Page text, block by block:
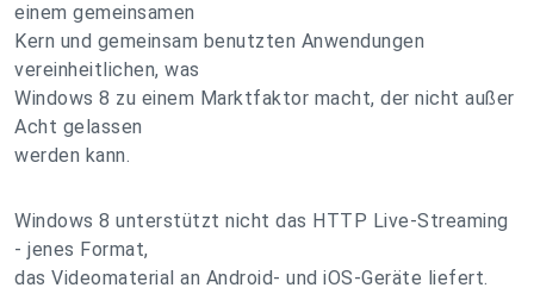
einem gemeinsamen
Kern und gemeinsam benutzten Anwendungen
vereinheitlichen, was
Windows 8 zu einem Marktfaktor macht, der nicht außer
Acht gelassen
werden kann.
Windows 8 unterstützt nicht das HTTP Live-Streaming
- jenes Format,
das Videomaterial an Android- und iOS-Geräte liefert.